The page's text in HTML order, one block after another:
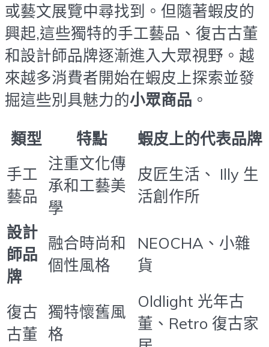
或藝文展覽中尋找到。但隨著蝦皮的
興起,這些獨特的手工藝品、復古古董
和設計師品牌逐漸進入大眾視野。越
來越多消費者開始在蝦皮上探索並發
掘這些別具魅力的小眾商品 。
類型 特點
蝦皮上的代表品牌
手工
藝品
注重文化傳
承和工藝美
學
皮匠生活、 Illy 生
活創作所
設計
師品
牌
融合時尚和
個性風格
NEOCHA、小雜
貨
復古
古董
獨特懷舊風
格
Oldlight 光年古
董、Retro 復古家